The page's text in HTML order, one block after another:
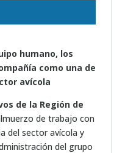
humano, los
como una de
avícola
de la Región de
de trabajo con
del sector avícola y
del grupo